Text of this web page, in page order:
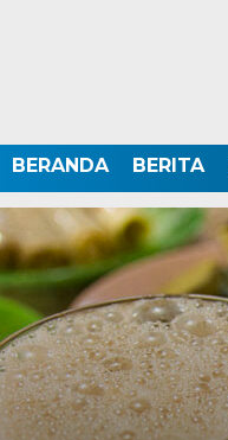
BERANDA BERITA